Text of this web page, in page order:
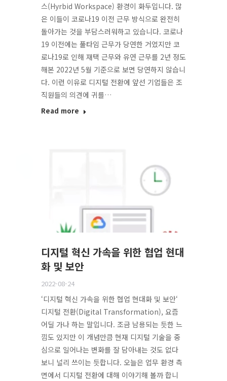
스(Hyrbid Workspace) 환경이 화두입니다. 많
은 이들이 코로나19 이전 근무 방식으로 완전히
돌아가는 것을 부담스러워하고 있습니다. 코로나
19 이전에는 풀타임 근무가 당연한 거였지만 코
로나19로 인해 재택 근무와 유연 근무를 2년 정도
해본 2022년 5월 기준으로 보면 당연하지 않습니
다. 이런 이유로 디지털 전환에 앞선 기업들은 조
직원들의 의견에 귀를…
Read more
디지털 혁신 가속을 위한 협업 현대
화 및 보안
2022-08-24
‘디지털 혁신 가속을 위한 협업 현대화 및 보안‘
디지털 전환(Digital Transformation), 요즘
어딜 가나 하는 말입니다. 조금 남용되는 듯한 느
낌도 있지만 이 개념만큼 현재 디지털 기술을 중
심으로 일어나는 변화를 잘 담아내는 것도 없다
보니 널리 쓰이는 듯합니다. 오늘은 업무 환경 측
면에서 디지털 전환에 대해 이야기해 볼까 합니